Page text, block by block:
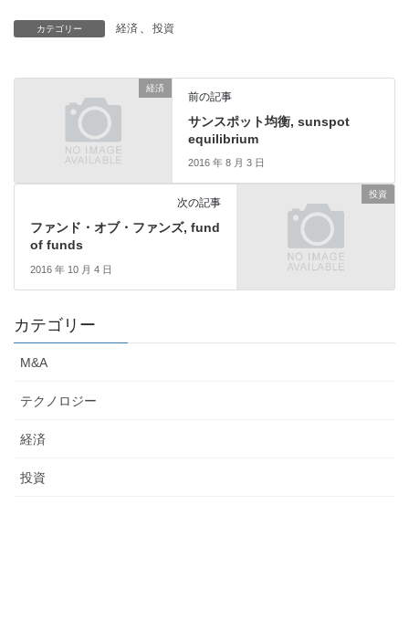
カテゴリー 経済 、 投資
経済
前の記事
サンスポット均衡, sunspot
equilibrium
2016 年 8 月 3 日
投資
次の記事
ファンド・オブ・ファンズ, fund
of funds
2016 年 10 月 4 日
カテゴリー
M&A
テクノロジー
経済
投資